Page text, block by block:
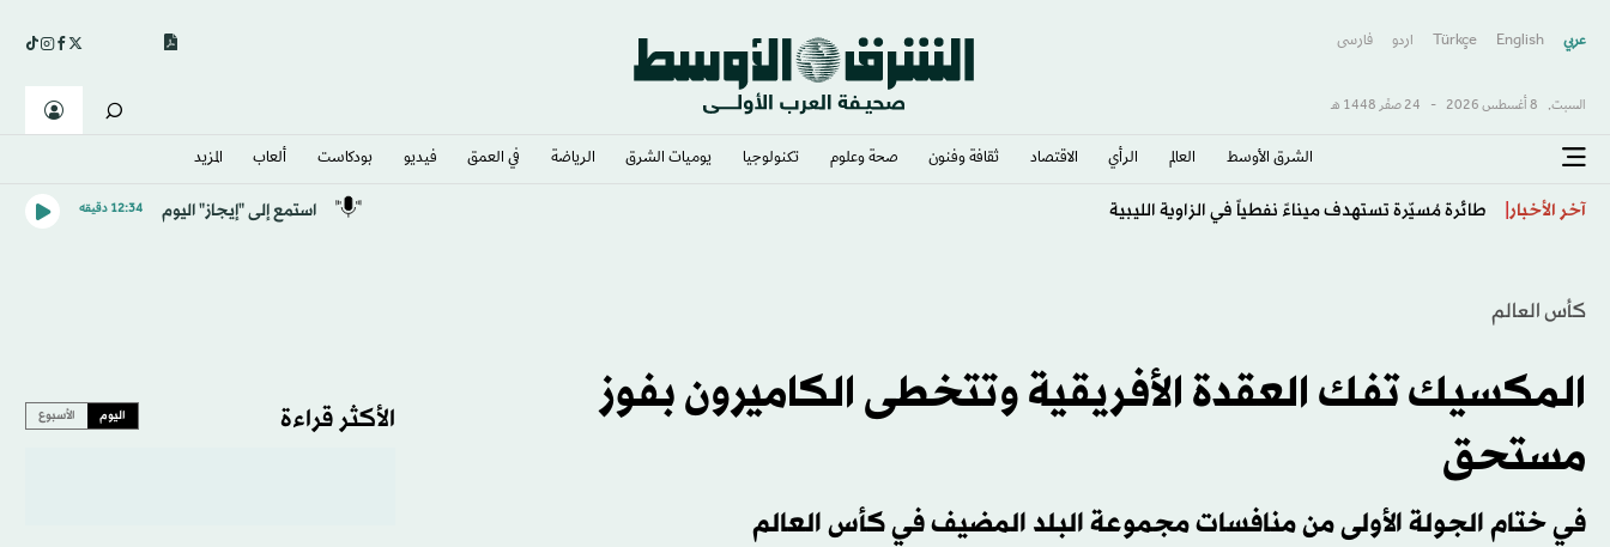
عربي English
Türkçe اردو فارسى
السبت, 8 أغسطس 2026 - 24 صفَر 1448 هـ
الشرق الأوسط​ العالم الرأي الاقتصاد ثقافة وفنون صحة وعلوم تكنولوجيا يوميات الشرق​ الرياضة في العمق فيديو بودكاست ألعاب المزيد
آخر الأخبار إيران: قريبون من اتفاق بشأن مضيق هرمز لكنه ليس كافياً لفتحه استمع إلى "إيجاز" اليوم 12:34 دقيقه
كأس العالم
المكسيك تفك العقدة الأفريقية وتتخطى الكاميرون بفوز
مستحق
في ختام الجولة الأولى من منافسات مجموعة البلد المضيف في كأس العالم
الأكثر قراءة اليوم الأسبوع